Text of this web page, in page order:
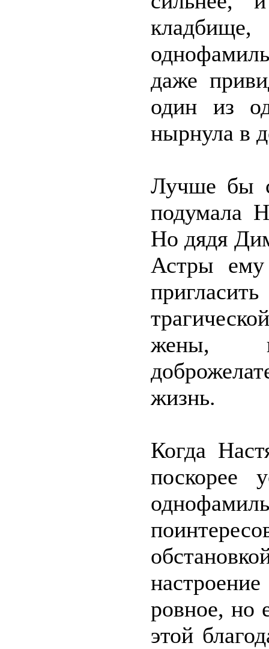
даже
один из
нырнула в
Лучше бы
подумала
Но дядя
Астры ему
жены,
жизнь.
Когда
поскорее
ровное, но
этой